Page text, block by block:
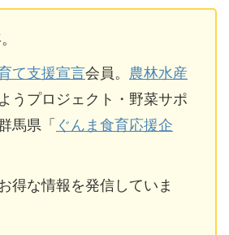
て支援宣言会員。 農林水産
うプロジェクト・野菜サポ
馬県「 ぐんま食育応援企
得な情報を発信していま